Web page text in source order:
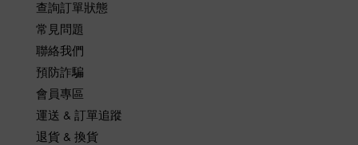
查詢訂單狀態
常見問題
聯絡我們
預防詐騙
會員專區
運送 & 訂單追蹤
退貨 & 換貨